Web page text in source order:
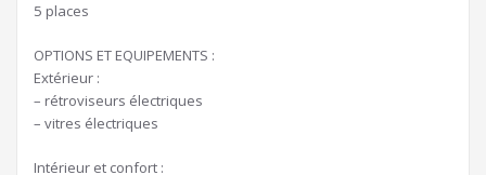
5 places
OPTIONS ET EQUIPEMENTS :
Extérieur :
– rétroviseurs électriques
– vitres électriques
Intérieur et confort :